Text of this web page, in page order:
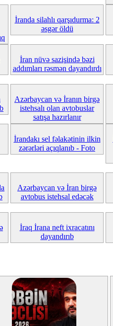
İranda silahlı qarşıdurma: 2
əsgər öldü
İran nüvə sazişində bəzi
addımları rəsmən dayandırdı
Azərbaycan və İranın birgə
istehsalı olan avtobuslar
satışa hazırlanır
İrandakı sel fəlakətinin ilkin
zərərləri açıqlanıb - Foto
Azərbaycan və İran birgə
avtobus istehsal edəcək
İraq İrana neft ixracatını
dayandırıb